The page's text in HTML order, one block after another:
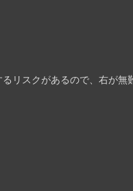
リスクがあるので、右が無